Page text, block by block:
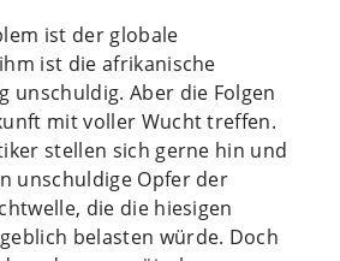
ist der globale
ist die afrikanische
unschuldig. Aber die Folgen
mit voller Wucht treffen.
stellen sich gerne hin und
unschuldige Opfer der
die die hiesigen
belasten würde. Doch